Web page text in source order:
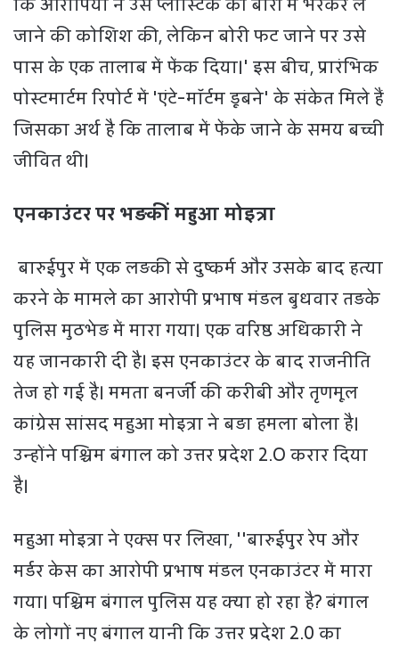
जाने की कोशिश की, लेकिन बोरी फट जाने पर उसे
पास के एक तालाब में फेंक दिया।' इस बीच, प्रारंभिक
पोस्टमार्टम रिपोर्ट में 'एंटे-मॉर्टम डूबने' के संकेत मिले हैं
जिसका अर्थ है कि तालाब में फेंके जाने के समय बच्ची
जीवित थी।
एनकाउंटर पर भड़कीं महुआ मोइत्रा
बारुईपुर में एक लड़की से दुष्कर्म और उसके बाद हत्या
करने के मामले का आरोपी प्रभाष मंडल बुधवार तड़के
पुलिस मुठभेड़ में मारा गया। एक वरिष्ठ अधिकारी ने
यह जानकारी दी है। इस एनकाउंटर के बाद राजनीति
तेज हो गई है। ममता बनर्जी की करीबी और तृणमूल
कांग्रेस सांसद महुआ मोइत्रा ने बड़ा हमला बोला है।
उन्होंने पश्चिम बंगाल को उत्तर प्रदेश 2.O करार दिया
है।
महुआ मोइत्रा ने एक्स पर लिखा, ''बारुईपुर रेप और
मर्डर केस का आरोपी प्रभाष मंडल एनकाउंटर में मारा
गया। पश्चिम बंगाल पुलिस यह क्या हो रहा है? बंगाल
के लोगों नए बंगाल यानी कि उत्तर प्रदेश 2.0 का